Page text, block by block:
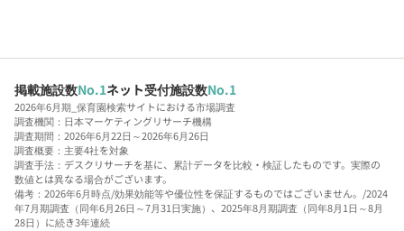
掲載施設数No.1ネット受付施設数No.1
2026年6月期_保育園検索サイトにおける市場調査
調査機関：日本マーケティングリサーチ機構
調査期間：2026年6月22日～2026年6月26日
調査概要：主要4社を対象
調査手法：デスクリサーチを基に、累計データを比較・検証したものです。実際の
数値とは異なる場合がございます。
備考：2026年6月時点/効果効能等や優位性を保証するものではございません。/2024
年7月期調査（同年6月26日～7月31日実施）、2025年8月期調査（同年8月1日～8月
28日）に続き3年連続